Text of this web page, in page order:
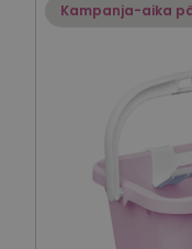
Kampanja-aika